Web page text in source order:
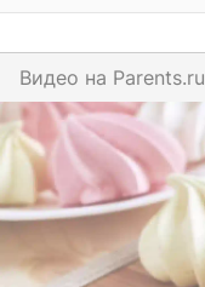
Видео на parents.ru